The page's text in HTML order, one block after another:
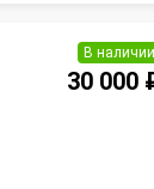
В наличии
30 000